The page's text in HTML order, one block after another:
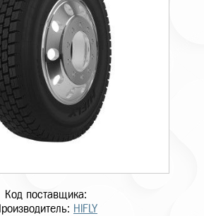
Код поставщика:
HIFLY